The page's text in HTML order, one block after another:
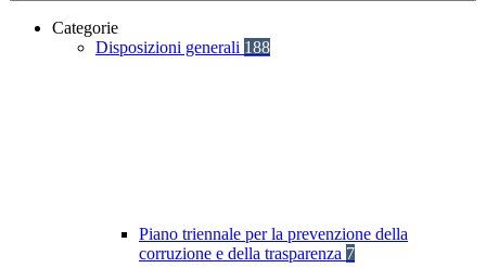
Categorie
Disposizioni generali 188
Piano triennale per la prevenzione della
corruzione e della trasparenza 7